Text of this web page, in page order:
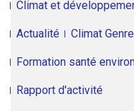
Climat et
Actualité Climat Genre
Formation santé
Rapport d'activité